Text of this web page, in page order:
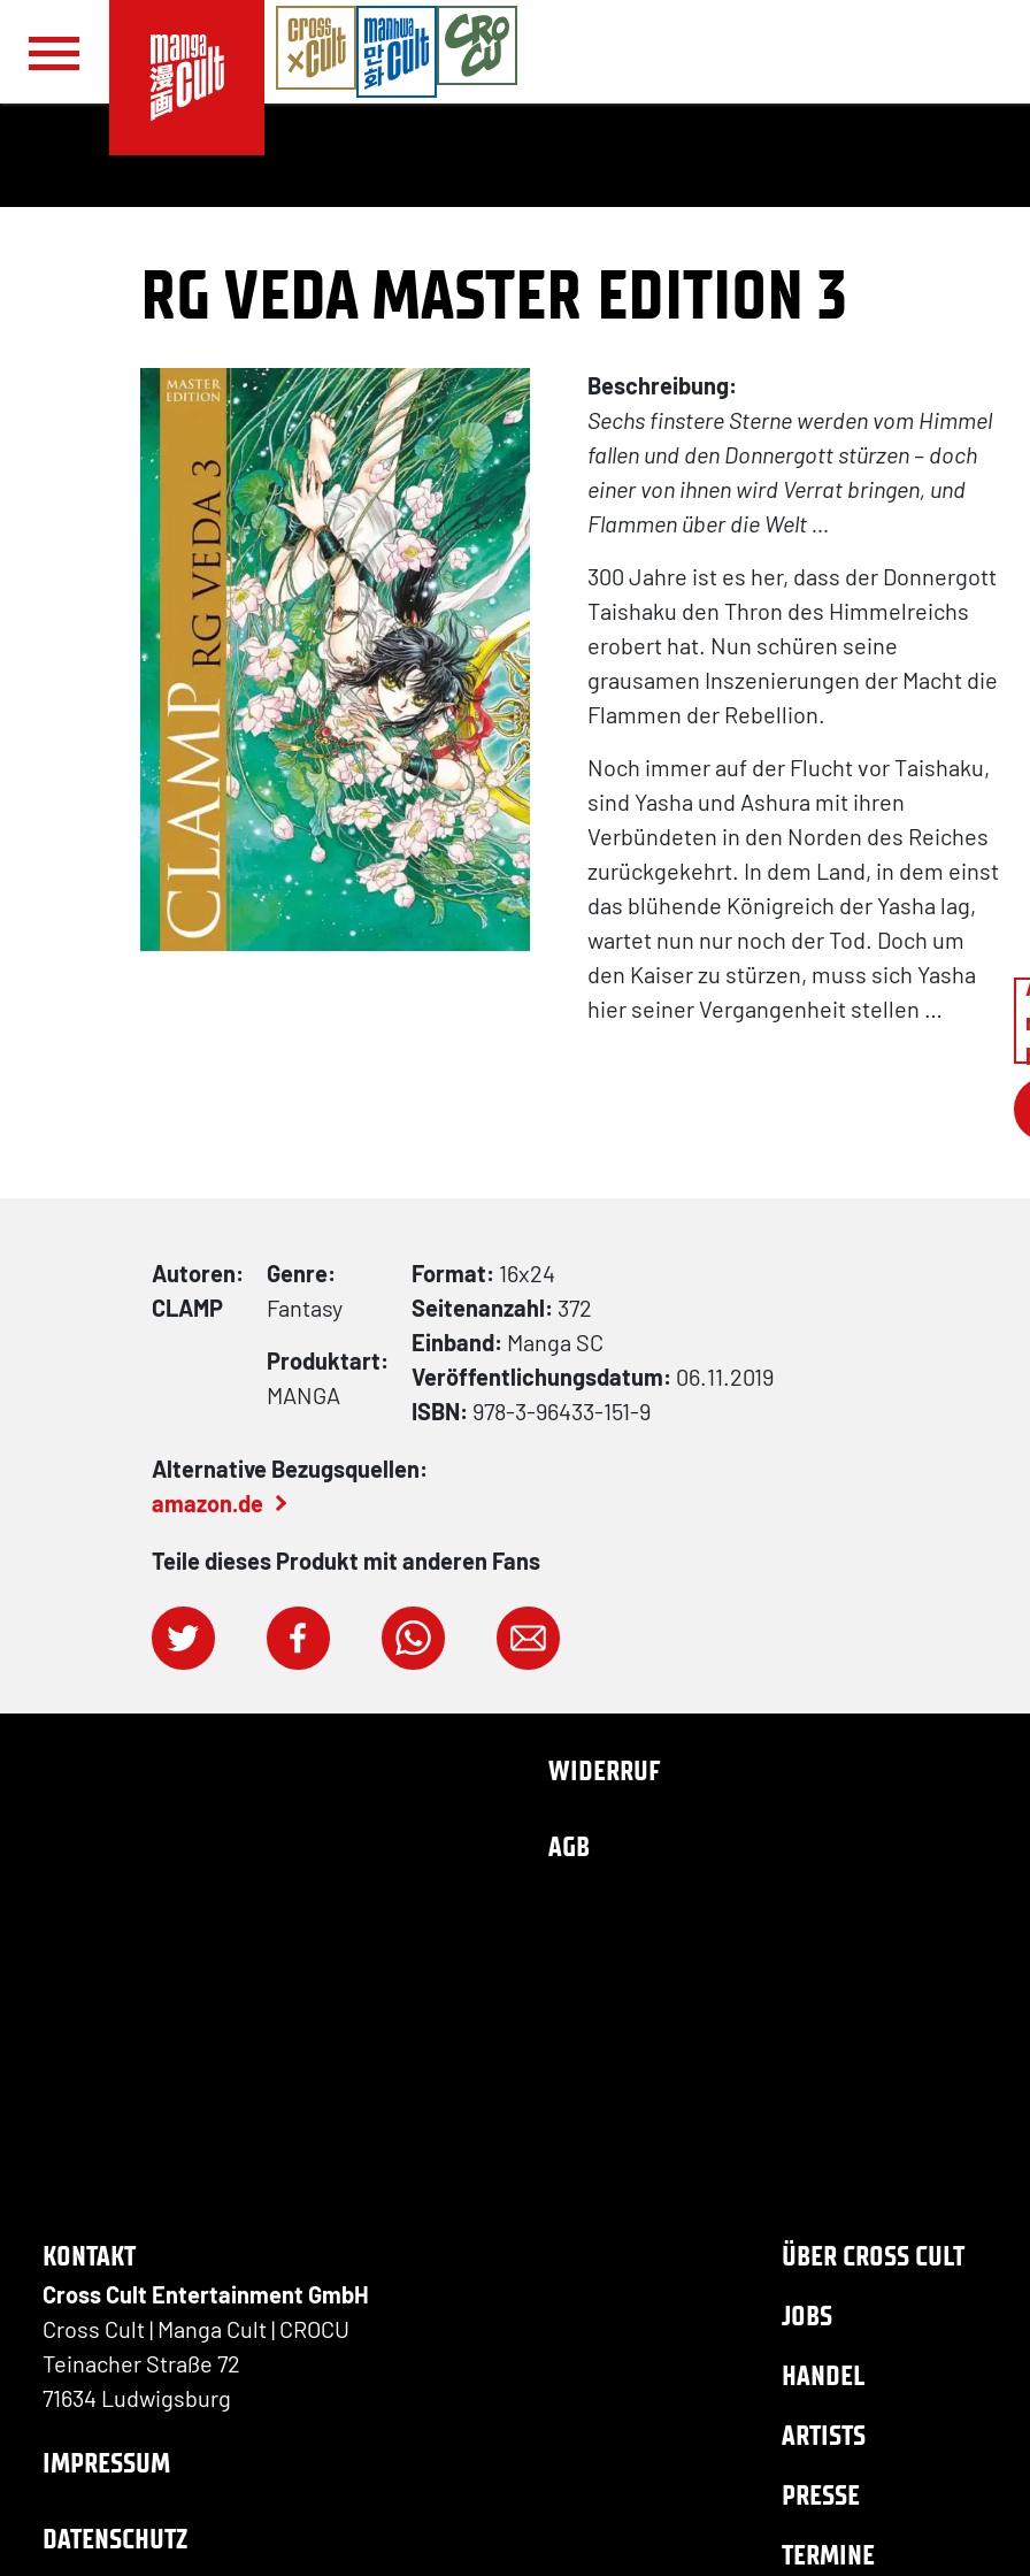
RG VEDA MASTER EDITION 3
Beschreibung:
Sechs finstere Sterne werden vom Himmel
fallen und den Donnergott stürzen – doch
einer von ihnen wird Verrat bringen, und
Flammen über die Welt …
300 Jahre ist es her, dass der Donnergott
Taishaku den Thron des Himmelreichs
erobert hat. Nun schüren seine
grausamen Inszenierungen der Macht die
Flammen der Rebellion.
Noch immer auf der Flucht vor Taishaku,
sind Yasha und Ashura mit ihren
Verbündeten in den Norden des Reiches
zurückgekehrt. In dem Land, in dem einst
das blühende Königreich der Yasha lag,
wartet nun nur noch der Tod. Doch um
den Kaiser zu stürzen, muss sich Yasha
hier seiner Vergangenheit stellen …
Autoren:
CLAMP
Genre:
Fantasy
Produktart:
MANGA
Format: 16x24
Seitenanzahl: 372
Einband: Manga SC
Veröffentlichungsdatum: 06.11.2019
ISBN: 978-3-96433-151-9
Alternative Bezugsquellen:
amazon.de
Teile dieses Produkt mit anderen Fans
WIDERRUF
AGB
KONTAKT
Cross Cult Entertainment GmbH
Cross Cult | Manga Cult | CROCU
Teinacher Straße 72
71634 Ludwigsburg
IMPRESSUM
DATENSCHUTZ
ÜBER CROSS CULT
JOBS
HANDEL
ARTISTS
PRESSE
TERMINE